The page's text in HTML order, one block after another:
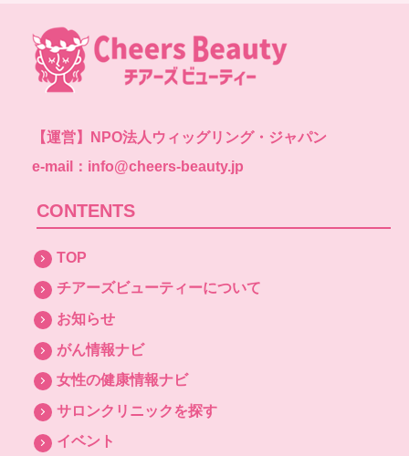
【運営】
NPO法人ウィッグリング・ジャパン
e-mail：info@cheers-beauty.jp
CONTENTS
TOP
チアーズビューティーについて
お知らせ
がん情報ナビ
女性の健康情報ナビ
サロンクリニックを探す
イベント